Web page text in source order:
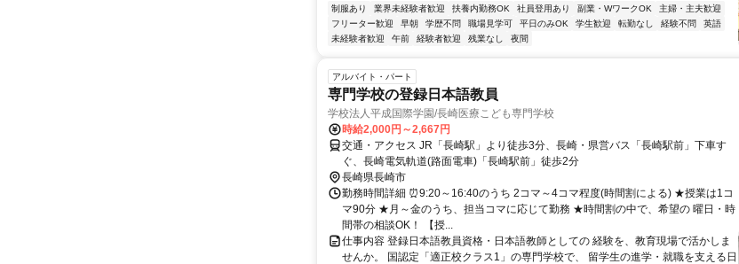
制服あり 業界未経験者歓迎 扶養内勤務OK 社員登用あり 副業・WワークOK
主婦・主夫歓迎
フリーター歓迎
早朝 学歴不問 職場見学可 平日のみOK 学生歓迎 転勤なし 経験不問
英語
未経験者歓迎
午前 経験者歓迎 残業なし 夜間
アルバイト・パート
専門学校の登録日本語教員
学校法人平成国際学園/長崎医療こども専門学校
時給2,000円～2,667円
交通・アクセス JR「長崎駅」より徒歩3分、長崎・県営バス「長崎駅前」下車す
ぐ、長崎電気軌道(路面電車)「長崎駅前」徒歩2分
長崎県長崎市
勤務時間詳細 ⏰9:20～16:40のうち 2コマ～4コマ程度(時間割による) ★授業は1コ
マ90分 ★月～金のうち、担当コマに応じて勤務 ★時間割の中で、希望の 曜日・時
間帯の相談OK！ 【授...
仕事内容 登録日本語教員資格・日本語教師としての 経験を、教育現場で活かしま
せんか。 国認定「適正校クラス1」の専門学校で、 留学生の進学・就職を支える日